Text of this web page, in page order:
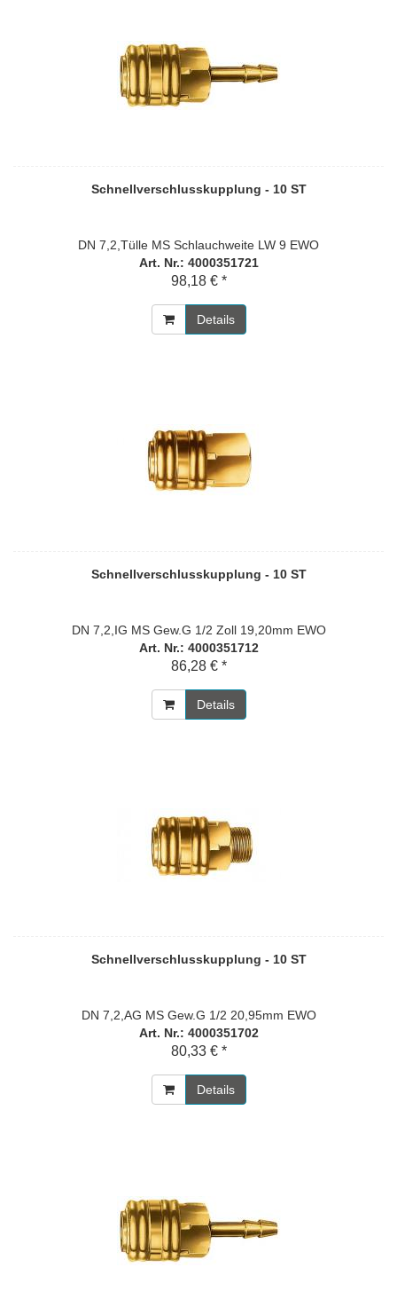
Schnellverschlusskupplung - 10 ST
DN 7,2,Tülle MS Schlauchweite LW 9 EWO
Art. Nr.: 4000351721
98,18 € *
Details
Schnellverschlusskupplung - 10 ST
DN 7,2,IG MS Gew.G 1/2 Zoll 19,20mm EWO
Art. Nr.: 4000351712
86,28 € *
Details
Schnellverschlusskupplung - 10 ST
DN 7,2,AG MS Gew.G 1/2 20,95mm EWO
Art. Nr.: 4000351702
80,33 € *
Details